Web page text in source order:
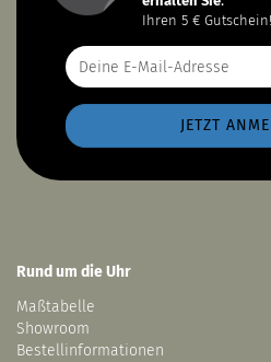
Ihren 5 € Gutschein!
Rund um die Uhr
Maßtabelle
Showroom
Bestellinformationen